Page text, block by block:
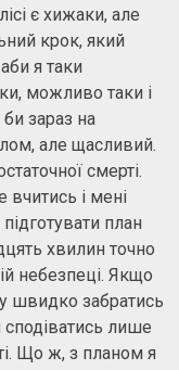
є хижаки, але
крок, який
я таки
можливо таки і
зараз на
але щасливий.
смерті.
і мені
план
хвилин точно
небезпеці. Якщо
швидко забратись
лише
Що ж, з планом я